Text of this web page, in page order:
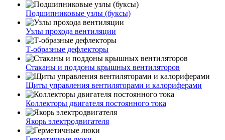
Подшипниковые узлы (буксы)
Узлы прохода вентиляции
Т-образные дефлекторы
Стаканы и поддоны крышных вентиляторов
Щиты управления вентиляторами и калориферами
Коллекторы двигателя постоянного тока
Якорь электродвигателя